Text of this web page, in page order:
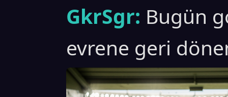
GkrSgr: Bugün
evrene geri